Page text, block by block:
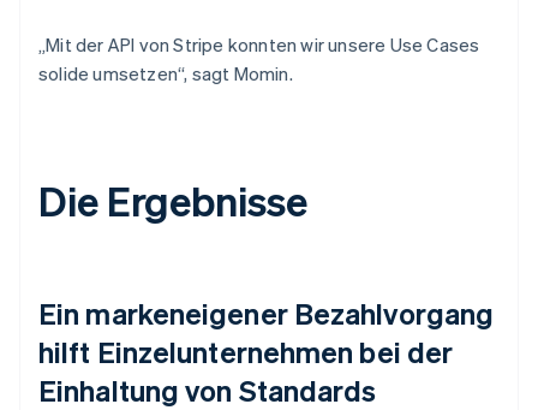
„Mit der API von Stripe konnten wir unsere Use Cases
solide umsetzen“, sagt Momin.
Die Ergebnisse
Ein markeneigener Bezahlvorgang
hilft Einzelunternehmen bei der
Einhaltung von Standards